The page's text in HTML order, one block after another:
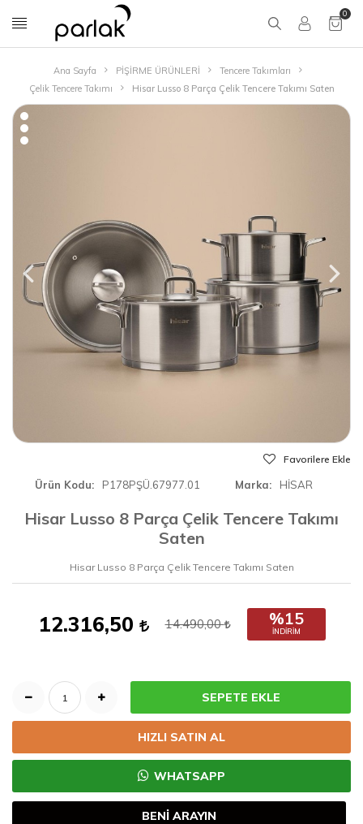
0
Ana Sayfa PİŞİRME ÜRÜNLERİ
Tencere Takımları
Çelik Tencere Takımı
Hisar Lusso 8 Parça Çelik Tencere Takımı Saten
Favorilere Ekle
Ürün Kodu P178PŞÜ.67977.01 Marka HİSAR
Hisar Lusso 8 Parça Çelik Tencere Takımı
Saten
Hisar Lusso 8 Parça Çelik Tencere Takımı Saten
12.316,50 14.490,00 %15
İNDIRIM
SEPETE EKLE
HIZLI SATIN AL
WHATSAPP
BENİ ARAYIN